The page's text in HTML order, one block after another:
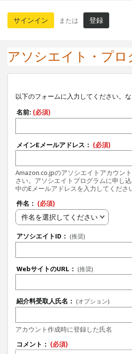
サインイン または 登録
アソシエイト・プ
以下のフォームに入力してください。
名前: (必須)
メインEメールアドレス： (必須)
Amazon.co.jpのアソシエイトアカウン
さい。アソシエイトプログラムに申し
中のEメールアドレスを入力してくださ
件名： (必須)
件名を選択してください
アソシエイトID： (推奨)
WebサイトのURL： (推奨)
紹介料受取人氏名： (オプション)
アカウント作成時に登録した氏名
コメント： (必須)